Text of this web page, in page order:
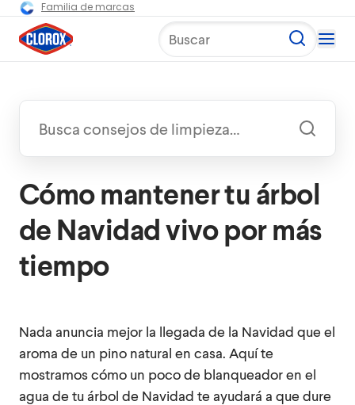
Familia de marcas
Buscar
Cómo mantener tu árbol
de Navidad vivo por más
tiempo
Nada anuncia mejor la llegada de la Navidad que el
aroma de un pino natural en casa. Aquí te
mostramos cómo un poco de blanqueador en el
agua de tu árbol de Navidad te ayudará a que dure